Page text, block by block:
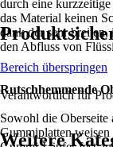
durch eine
das Material keinen
dank der sehr
den Abfluss von
Rutschhemmende
Sowohl die Oberseite
Gummiplatten
Bereich überspringen
Verantwortlich für
Weitere